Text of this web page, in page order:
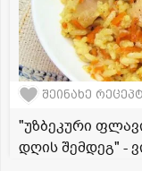
შეინახე
"უზბეკური
დღის შემდეგ" -